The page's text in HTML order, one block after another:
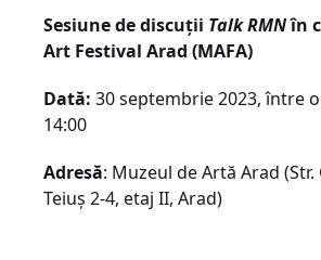
Sesiune de discuții Talk RMNîn
Art Festival Arad (MAFA)
Dată: 30 septembrie 2023, între
14:00
Adresă: Muzeul de Artă Arad (Str.
Teiuș 2-4, etaj II, Arad)